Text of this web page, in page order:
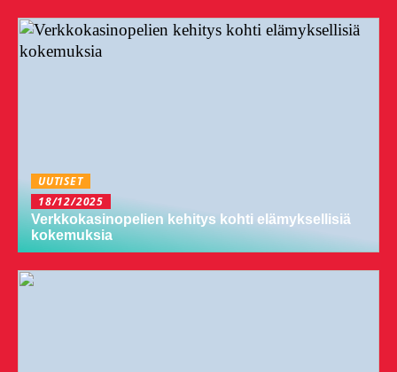
UUTISET
18/12/2025
Verkkokasinopelien kehitys kohti elämyksellisiä
kokemuksia